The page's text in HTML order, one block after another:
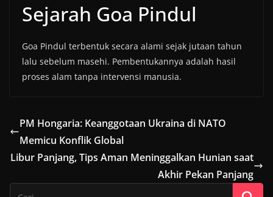
Sejarah Goa Pindul
Goa Pindul terbentuk secara alami sejak jutaan tahun
lalu sebelum masehi. Pembentukannya adalah hasil
proses alam tanpa intervensi manusia.
PM Hongaria: Keanggotaan Ukraina di NATO
Memicu Konflik Global
Libur Panjang, Tips Aman Meninggalkan Hunian saat
Akhir Pekan Panjang